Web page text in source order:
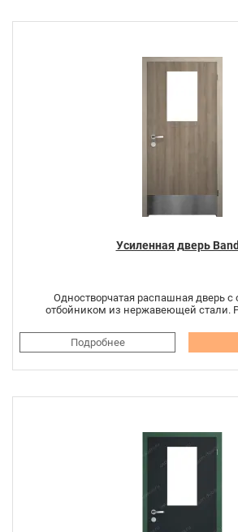
Усиленная дверь
Одностворчатая распашная дверь с
отбойником из нержавеющей стали.
Подробнее